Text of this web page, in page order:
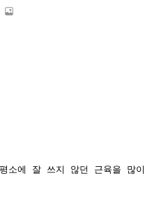
소에 잘 쓰지 않던 근육을 많